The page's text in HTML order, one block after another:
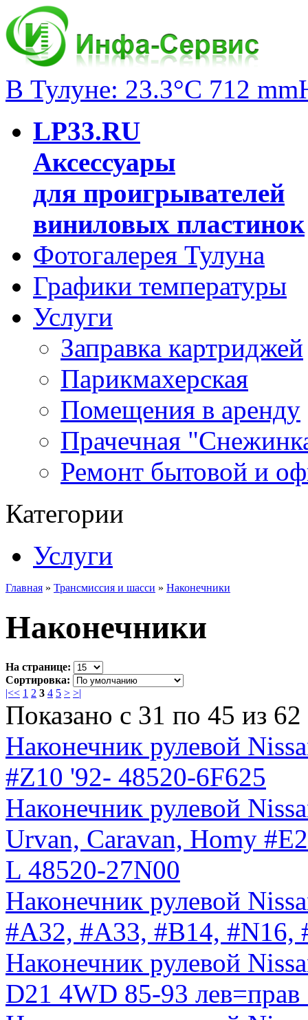
В Тулуне: 23.3°C 712
LP33.RU
Аксессуары
для проигрывателей
виниловых пластинок
Фотогалерея Тулуна
Графики температуры
Услуги
Заправка картриджей
Парикмахерская
Помещения в аренду
Прачечная
Ремонт бытовой и
Категории
Услуги
Главная » Трансмиссия и шасси » Наконечники
Наконечники
На странице:
Сортировка:
|<< 1 2 3 4 5 > >|
Показано с 31 по 45 из
Наконечник рулевой
#Z10 '92- 48520-6F625
Наконечник рулевой
Urvan, Caravan, Homy
L 48520-27N00
Наконечник рулевой
#A32, #A33, #B14, #N16,
Наконечник рулевой
D21 4WD 85-93